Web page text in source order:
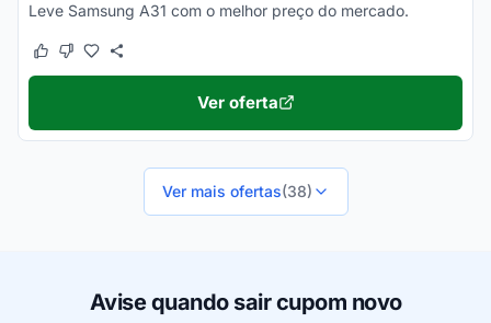
Leve Samsung A31 com o melhor preço do mercado.
Este cupom funcionou
Este cupom não funcionou
Ver oferta
Ver mais ofertas(38)
Avise quando sair cupom novo